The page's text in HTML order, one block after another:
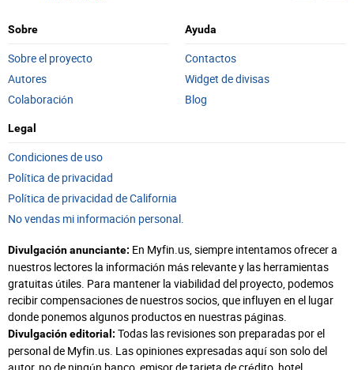
Sobre
Sobre el proyecto
Autores
Colaboración
Ayuda
Contactos
Widget de divisas
Blog
Legal
Condiciones de uso
Política de privacidad
Política de privacidad de California
No vendas mi información personal.
Divulgación anunciante: En Myfin.us, siempre intentamos ofrecer a
nuestros lectores la información más relevante y las herramientas
gratuitas útiles. Para mantener la viabilidad del proyecto, podemos
recibir compensaciones de nuestros socios, que influyen en el lugar
donde ponemos algunos productos en nuestras páginas.
Divulgación editorial: Todas las revisiones son preparadas por el
personal de Myfin.us. Las opiniones expresadas aquí son solo del